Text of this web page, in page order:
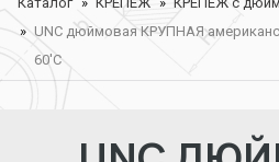
UNC дюймовая КРУПНАЯ
60'С